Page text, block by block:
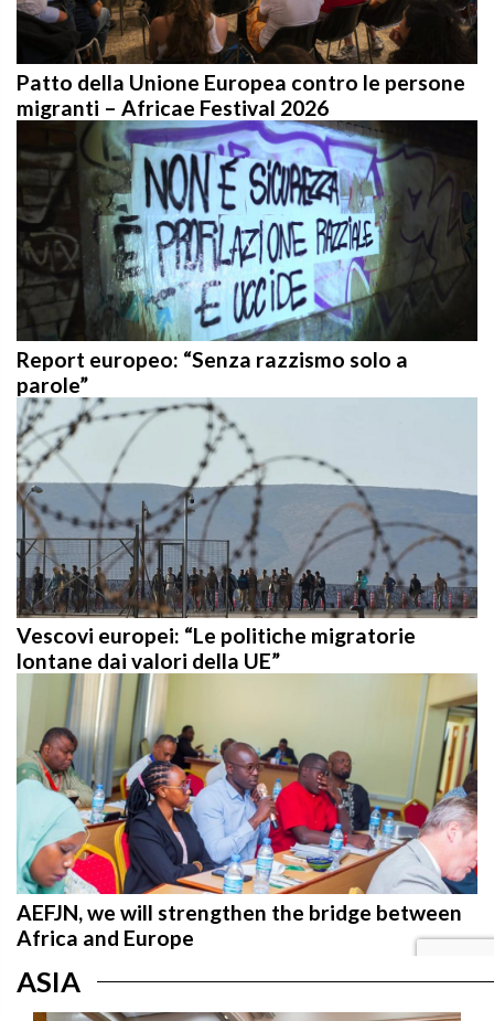
Patto della Unione Europea contro le persone
migranti – Africae Festival 2026
Report europeo: “Senza razzismo solo a
parole”
Vescovi europei: “Le politiche migratorie
lontane dai valori della UE”
AEFJN, we will strengthen the bridge between
Africa and Europe